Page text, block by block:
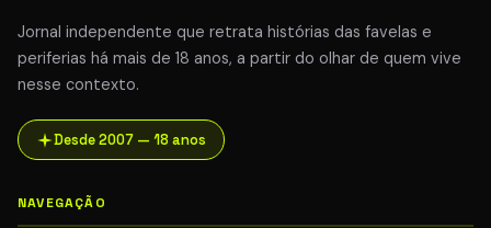
Jornal independente que retrata histórias das favelas e
periferias há mais de 18 anos, a partir do olhar de quem vive
nesse contexto.
Desde 2007 — 18 anos
NAVEGAÇÃO